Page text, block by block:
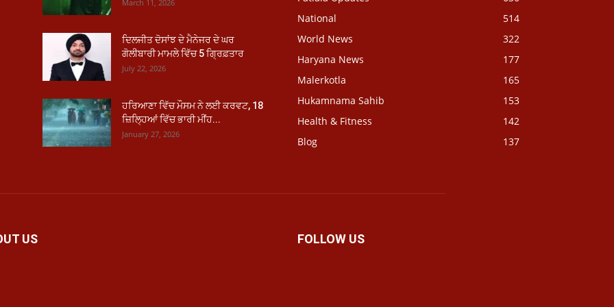
March 11, 2026
ਦਿਲਜੀਤ ਦੋਸਾਂਝ ਦੇ ਮੈਨੇਜਰ ਦੇ ਘਰ
ਗੋਲੀਬਾਰੀ ਮਾਮਲੇ ਵਿੱਚ 5 ਗ੍ਰਿਫ਼ਤਾਰ
July 22, 2026
ਹਰਿਆਣਾ ਵਿੱਚ ਮੌਸਮ ਨੇ ਲਈ ਕਰਵਟ, 18
ਜ਼ਿਲ੍ਹਿਆਂ ਵਿੱਚ ਭਾਰੀ ਮੀਂਹ...
January 27, 2026
National
514
World News
322
Haryana News
177
Malerkotla
165
Hukamnama Sahib
153
Health & Fitness
142
Blog
137
US FOLLOW US